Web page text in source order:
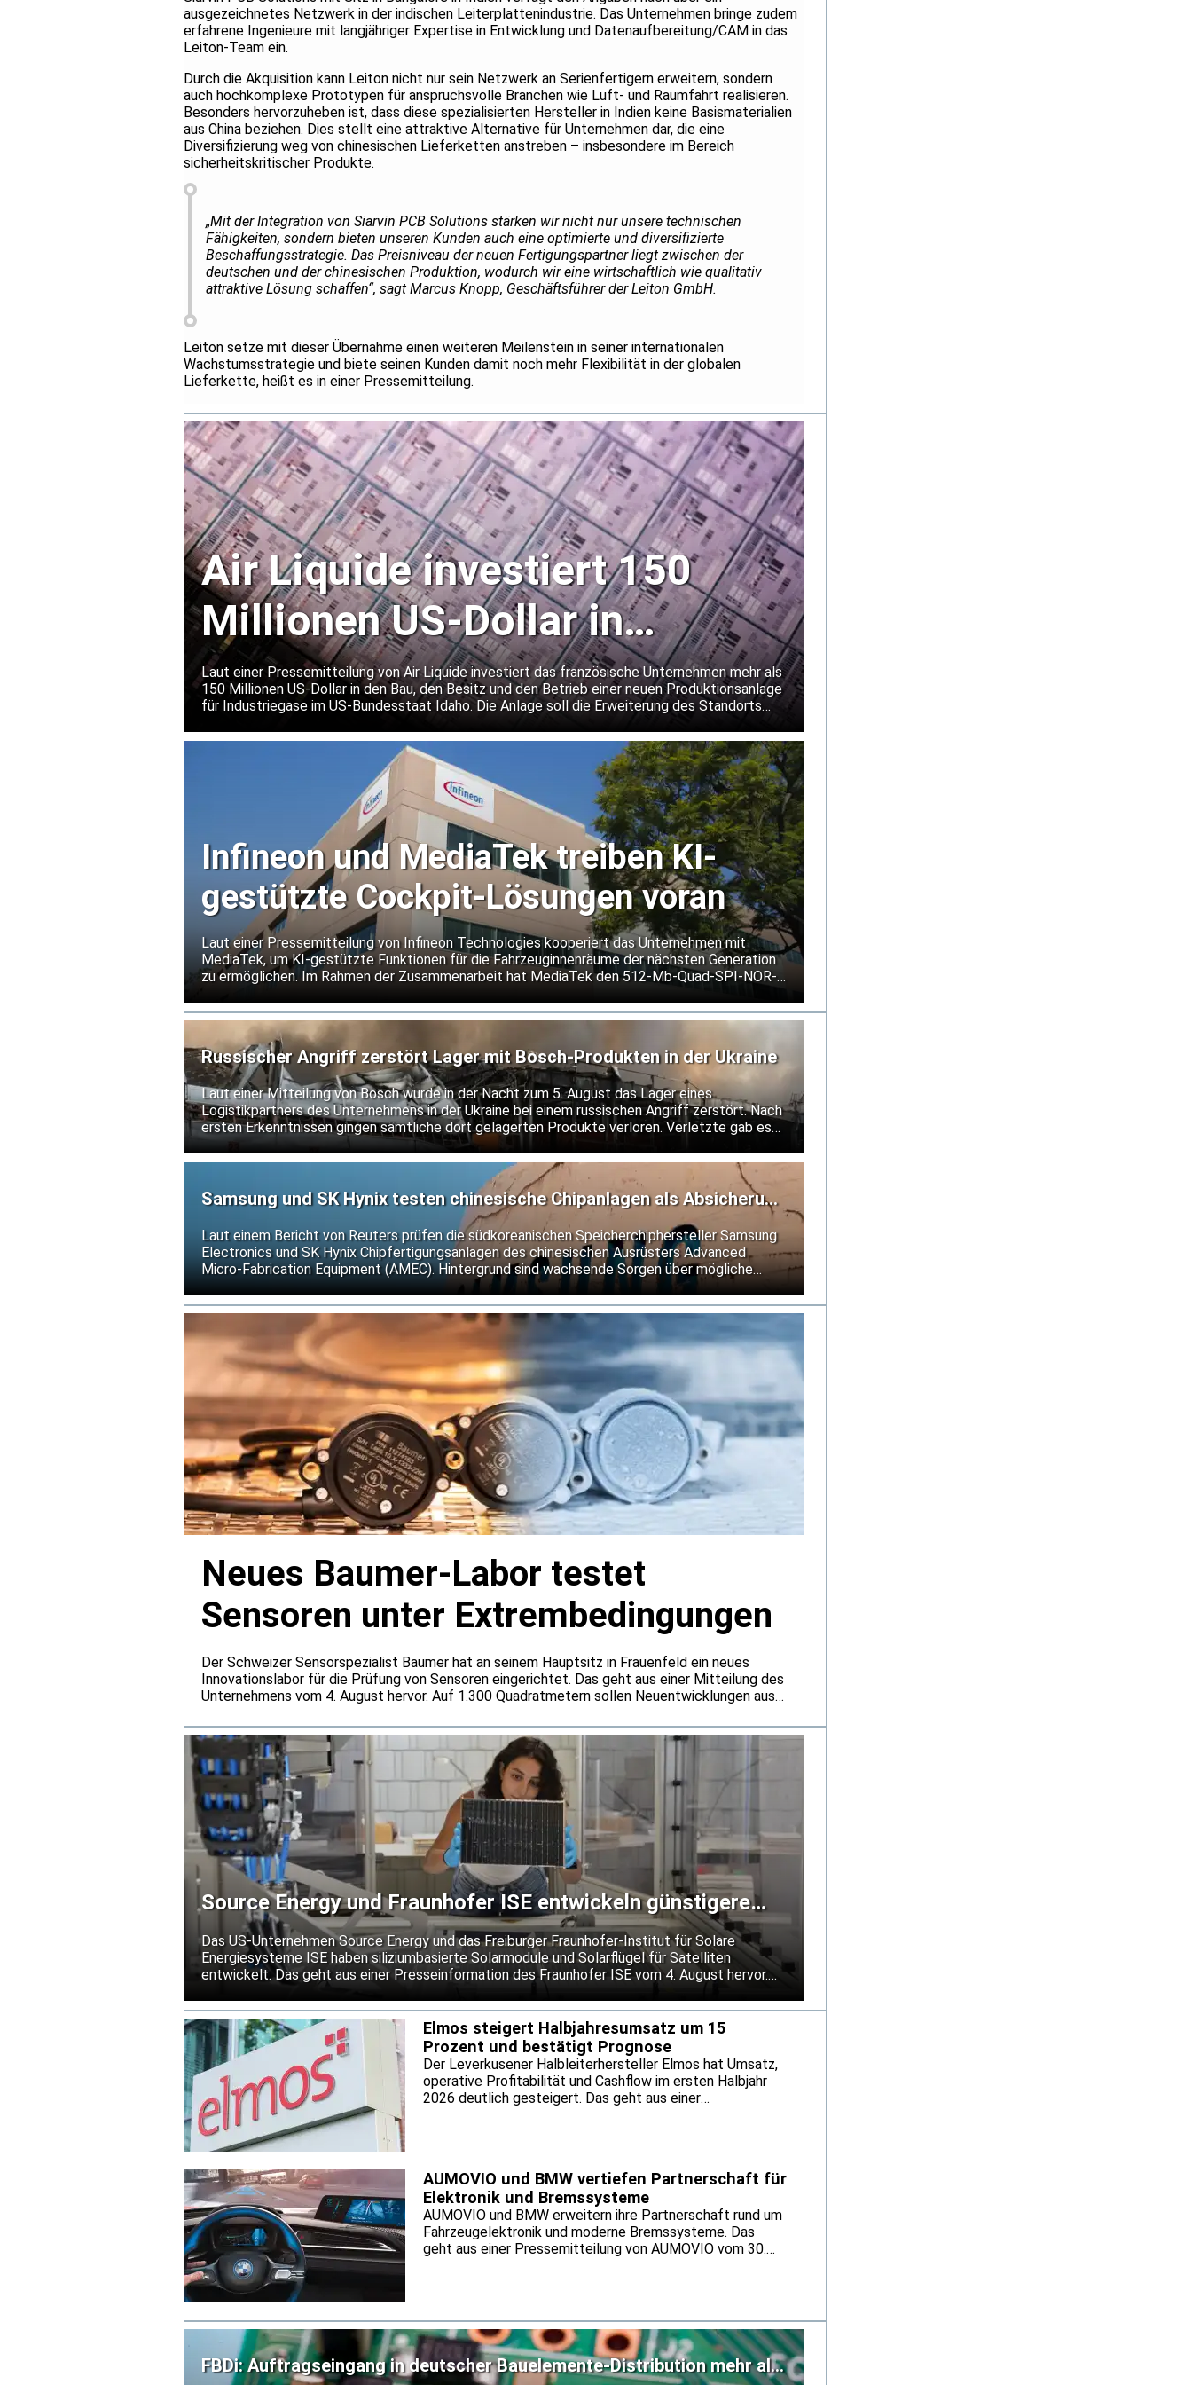
ausgezeichnetes Netzwerk in der indischen Leiterplattenindustrie. Das Unternehmen bringe zudem
erfahrene Ingenieure mit langjähriger Expertise in Entwicklung und Datenaufbereitung/CAM in das
Leiton-Team ein.
Durch die Akquisition kann Leiton nicht nur sein Netzwerk an Serienfertigern erweitern, sondern
auch hochkomplexe Prototypen für anspruchsvolle Branchen wie Luft- und Raumfahrt realisieren.
Besonders hervorzuheben ist, dass diese spezialisierten Hersteller in Indien keine Basismaterialien
aus China beziehen. Dies stellt eine attraktive Alternative für Unternehmen dar, die eine
Diversifizierung weg von chinesischen Lieferketten anstreben – insbesondere im Bereich
sicherheitskritischer Produkte.
„Mit der Integration von Siarvin PCB Solutions stärken wir nicht nur unsere technischen
Fähigkeiten, sondern bieten unseren Kunden auch eine optimierte und diversifizierte
Beschaffungsstrategie. Das Preisniveau der neuen Fertigungspartner liegt zwischen der
deutschen und der chinesischen Produktion, wodurch wir eine wirtschaftlich wie qualitativ
attraktive Lösung schaffen“, sagt Marcus Knopp, Geschäftsführer der Leiton GmbH.
Leiton setze mit dieser Übernahme einen weiteren Meilenstein in seiner internationalen
Wachstumsstrategie und biete seinen Kunden damit noch mehr Flexibilität in der globalen
Lieferkette, heißt es in einer Pressemitteilung.
Air Liquide investiert 150
Millionen US-Dollar in
Halbleiter-Gaswerk in Idaho
Laut einer Pressemitteilung von Air Liquide investiert das französische Unternehmen mehr als
150 Millionen US-Dollar in den Bau, den Besitz und den Betrieb einer neuen Produktionsanlage
für Industriegase im US-Bundesstaat Idaho. Die Anlage soll die Erweiterung des Standorts
Infineon und MediaTek treiben KI-
gestützte Cockpit-Lösungen voran
Laut einer Pressemitteilung von Infineon Technologies kooperiert das Unternehmen mit
MediaTek, um KI-gestützte Funktionen für die Fahrzeuginnenräume der nächsten Generation
zu ermöglichen. Im Rahmen der Zusammenarbeit hat MediaTek den 512-Mb-Quad-SPI-NOR-
Russischer Angriff zerstört Lager mit Bosch-Produkten in der Ukraine
Laut einer Mitteilung von Bosch wurde in der Nacht zum 5. August das Lager eines
Logistikpartners des Unternehmens in der Ukraine bei einem russischen Angriff zerstört. Nach
ersten Erkenntnissen gingen sämtliche dort gelagerten Produkte verloren. Verletzte gab es
nicht.
Samsung und SK Hynix testen chinesische Chipanlagen als Absicherung
Laut einem Bericht von Reuters prüfen die südkoreanischen Speicherchiphersteller Samsung
Electronics und SK Hynix Chipfertigungsanlagen des chinesischen Ausrüsters Advanced
Micro-Fabrication Equipment (AMEC). Hintergrund sind wachsende Sorgen über mögliche
weitere Verschärfungen der US-Exportkontrollen für Halbleitertechnologie.
Neues Baumer-Labor testet
Sensoren unter Extrembedingungen
Der Schweizer Sensorspezialist Baumer hat an seinem Hauptsitz in Frauenfeld ein neues
Innovationslabor für die Prüfung von Sensoren eingerichtet. Das geht aus einer Mitteilung des
Unternehmens vom 4. August hervor. Auf 1.300 Quadratmetern sollen Neuentwicklungen aus
Belastungen simulieren, die über gängige Normanforderungen hinausgehen.
Source Energy und Fraunhofer ISE entwickeln günstigere
Silizium-Solarmodule für Satelliten
Das US-Unternehmen Source Energy und das Freiburger Fraunhofer-Institut für Solare
Energiesysteme ISE haben siliziumbasierte Solarmodule und Solarflügel für Satelliten
entwickelt. Das geht aus einer Presseinformation des Fraunhofer ISE vom 4. August hervor.
Die Partner wollen damit eine kostengünstigere Alternative zu den bislang vorherrschenden
III-V-Solarzellen schaffen. Das Moduldesign soll Schäden durch kleine Objekte lokal
begrenzen und einen zuverlässigen Betrieb bei extremen Temperaturwechseln im Weltraum
ermöglichen.
Elmos steigert Halbjahresumsatz um 15
Prozent und bestätigt Prognose
Der Leverkusener Halbleiterhersteller Elmos hat Umsatz,
operative Profitabilität und Cashflow im ersten Halbjahr
2026 deutlich gesteigert. Das geht aus einer
Gesamtjahr hält Elmos an seiner bisherigen Prognose fest.
AUMOVIO und BMW vertiefen Partnerschaft für
Elektronik und Bremssysteme
AUMOVIO und BMW erweitern ihre Partnerschaft rund um
Fahrzeugelektronik und moderne Bremssysteme. Das
geht aus einer Pressemitteilung von AUMOVIO vom 30.
Bremssystems MK C2 setzen sie bis Mitte der 2030er
Jahre fort.
FBDi: Auftragseingang in deutscher Bauelemente-Distribution mehr als